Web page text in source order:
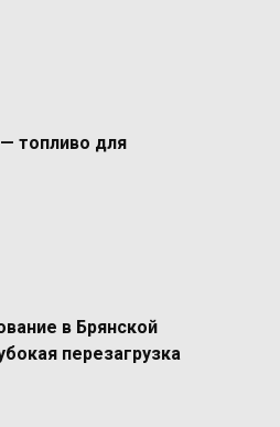
топливо для
в Брянской
перезагрузка